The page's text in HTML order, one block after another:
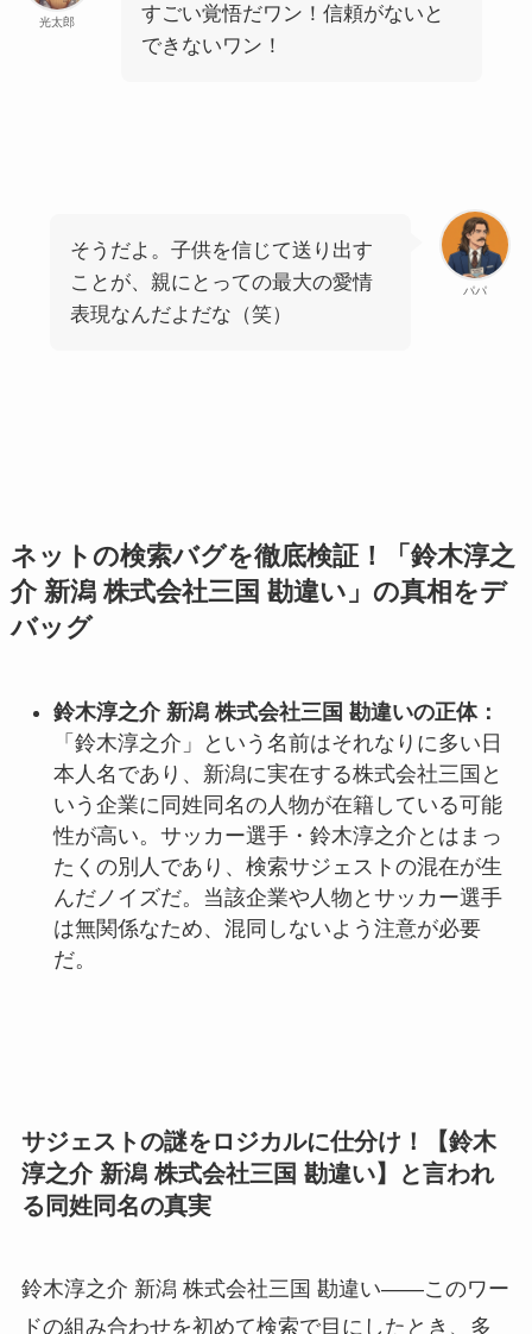
光太郎
すごい覚悟だワン！信頼がないと
できないワン！
パパ
そうだよ。子供を信じて送り出す
ことが、親にとっての最大の愛情
表現なんだよだな（笑）
ネットの検索バグを徹底検証！「鈴木淳之
介 新潟 株式会社三国 勘違い」の真相をデ
バッグ
鈴木淳之介 新潟 株式会社三国 勘違いの正体：
「鈴木淳之介」という名前はそれなりに多い日
本人名であり、新潟に実在する株式会社三国と
いう企業に同姓同名の人物が在籍している可能
性が高い。サッカー選手・鈴木淳之介とはまっ
たくの別人であり、検索サジェストの混在が生
んだノイズだ。当該企業や人物とサッカー選手
は無関係なため、混同しないよう注意が必要
だ。
サジェストの謎をロジカルに仕分け！【鈴木
淳之介 新潟 株式会社三国 勘違い】と言われ
る同姓同名の真実
鈴木淳之介 新潟 株式会社三国 勘違い——このワー
ドの組み合わせを初めて検索で目にしたとき、多